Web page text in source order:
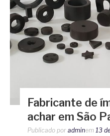
Fabricante de
achar em São
Publicado por adminem 13